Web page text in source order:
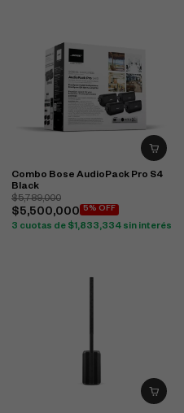
Combo Bose AudioPack Pro S4
Black
$5,789,000
$5,500,000 5% OFF
3 cuotas de $1,833,334 sin interés